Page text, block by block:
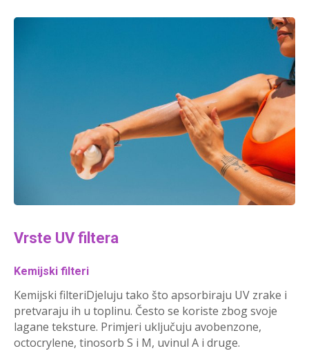
Vrste UV filtera
Kemijski filteri
Kemijski filteriDjeluju tako što apsorbiraju UV zrake i
pretvaraju ih u toplinu. Često se koriste zbog svoje
lagane teksture. Primjeri uključuju avobenzone,
octocrylene, tinosorb S i M, uvinul A i druge.